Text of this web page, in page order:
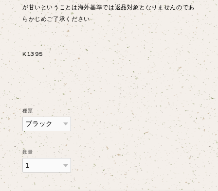
が甘いということは海外基準では返品対象となりませんのであ
らかじめご了承ください
K1395
種類
数量